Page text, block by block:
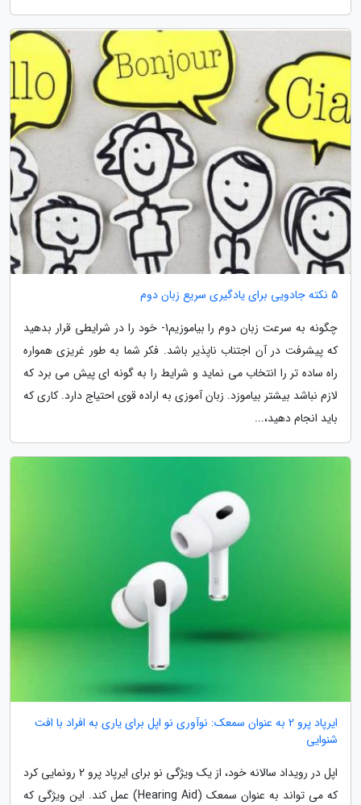
5 نکته جادویی برای یادگیری سریع زبان دوم
چگونه به سرعت زبان دوم را بیاموزیم1- خود را در شرایطی قرار بدهید
که پیشرفت در آن اجتناب ناپذیر باشد. فکر شما به طور غریزی همواره
راه ساده تر را انتخاب می نماید و شرایط را به گونه ای پیش می برد که
لازم نباشد بیشتر بیاموزد. زبان آموزی به اراده قوی احتیاج دارد. کاری که
باید انجام دهید،...
ایرپاد پرو 2 به عنوان سمعک: نوآوری نو اپل برای یاری به افراد با افت
شنوایی
اپل در رویداد سالانه خود، از یک ویژگی نو برای ایرپاد پرو 2 رونمایی کرد
که می تواند به عنوان سمعک (Hearing Aid) عمل کند. این ویژگی که